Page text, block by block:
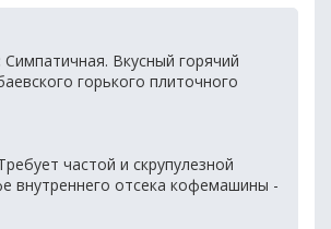
Симпатичная. Вкусный горячий
горького плиточного
частой и скрупулезной
внутреннего отсека кофемашины -